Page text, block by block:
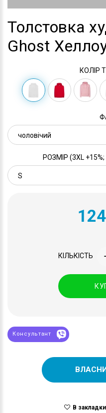
Толстовка
Ghost
КОЛІР
РОЗМІР (3XL +15%;
КІЛЬКІСТЬ
Консультант
В закладки